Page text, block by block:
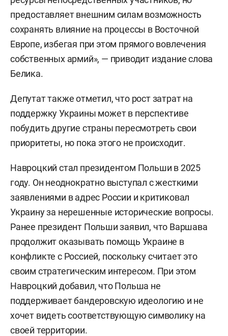
предоставляет внешним силам возможность
сохранять влияние на процессы в Восточной
Европе, избегая при этом прямого вовлечения
собственных армий», — приводит издание слова
Белика.
Депутат также отметил, что рост затрат на
поддержку Украины может в перспективе
побудить другие страны пересмотреть свои
приоритеты, но пока этого не происходит.
Навроцкий стал президентом Польши в 2025
году. Он неоднократно выступал с жесткими
заявлениями в адрес России и критиковал
Украину за нерешенные исторические вопросы.
Ранее президент Польши заявил, что Варшава
продолжит оказывать помощь Украине в
конфликте с Россией, поскольку считает это
своим стратегическим интересом. При этом
Навроцкий добавил, что Польша не
поддерживает бандеровскую идеологию и не
хочет видеть соответствующую символику на
своей территории.